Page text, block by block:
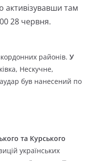
активізувавши там
28 червня.
районів. У
Нескучне,
був нанесений по
та Курського
українських